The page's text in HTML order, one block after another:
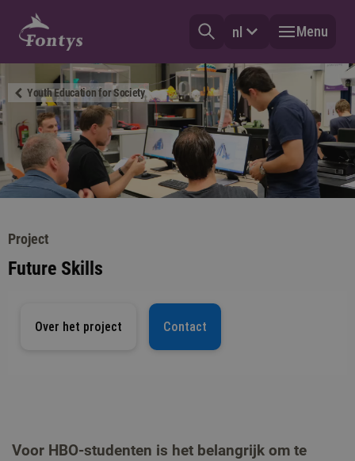
nl Menu
Youth Education for Society
Project
Future Skills
Over het project Contact
Voor HBO-studenten is het belangrijk om te